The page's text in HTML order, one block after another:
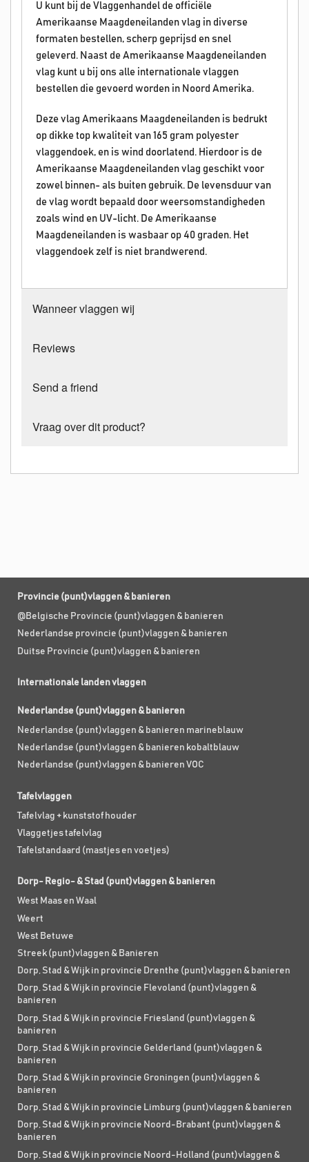
U kunt bij de Vlaggenhandel de officiële
Amerikaanse Maagdeneilanden vlag in diverse
formaten bestellen, scherp geprijsd en snel
geleverd. Naast de Amerikaanse Maagdeneilanden
vlag kunt u bij ons alle internationale vlaggen
bestellen die gevoerd worden in Noord Amerika.
Deze vlag Amerikaans Maagdeneilanden is bedrukt
op dikke top kwaliteit van 165 gram polyester
vlaggendoek, en is wind doorlatend. Hierdoor is de
Amerikaanse Maagdeneilanden vlag geschikt voor
zowel binnen- als buiten gebruik. De levensduur van
de vlag wordt bepaald door weersomstandigheden
zoals wind en UV-licht. De Amerikaanse
Maagdeneilanden is wasbaar op 40 graden. Het
vlaggendoek zelf is niet brandwerend.
Wanneer vlaggen wij
Reviews
Send a friend
Vraag over dit product?
Provincie (punt)vlaggen & banieren
@Belgische Provincie (punt)vlaggen & banieren
Nederlandse provincie (punt)vlaggen & banieren
Duitse Provincie (punt)vlaggen & banieren
Internationale landen vlaggen
Nederlandse (punt)vlaggen & banieren
Nederlandse (punt)vlaggen & banieren marineblauw
Nederlandse (punt)vlaggen & banieren kobaltblauw
Nederlandse (punt)vlaggen & banieren VOC
Tafelvlaggen
Tafelvlag + kunststof houder
Vlaggetjes tafelvlag
Tafelstandaard (mastjes en voetjes)
Dorp- Regio- & Stad (punt)vlaggen & banieren
West Maas en Waal
Weert
West Betuwe
Streek (punt)vlaggen & Banieren
Dorp, Stad & Wijk in provincie Drenthe (punt)vlaggen & banieren
Dorp, Stad & Wijk in provincie Flevoland (punt)vlaggen &
banieren
Dorp, Stad & Wijk in provincie Friesland (punt)vlaggen &
banieren
Dorp, Stad & Wijk in provincie Gelderland (punt)vlaggen &
banieren
Dorp, Stad & Wijk in provincie Groningen (punt)vlaggen &
banieren
Dorp, Stad & Wijk in provincie Limburg (punt)vlaggen & banieren
Dorp, Stad & Wijk in provincie Noord-Brabant (punt)vlaggen &
banieren
Dorp, Stad & Wijk in provincie Noord-Holland (punt)vlaggen &